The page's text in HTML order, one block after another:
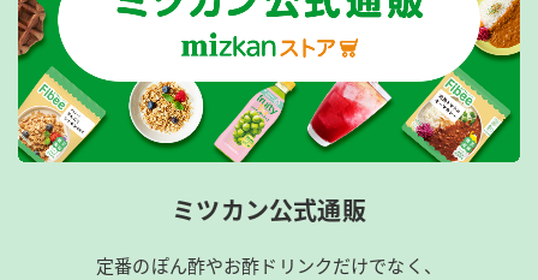
ミツカン公式通販
定番のぽん酢やお酢ドリンクだけでなく、